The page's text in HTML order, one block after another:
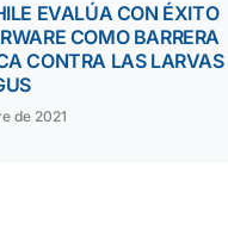
EVALÚA CON ÉXITO
COMO BARRERA
CONTRA LAS LARVAS
de 2021